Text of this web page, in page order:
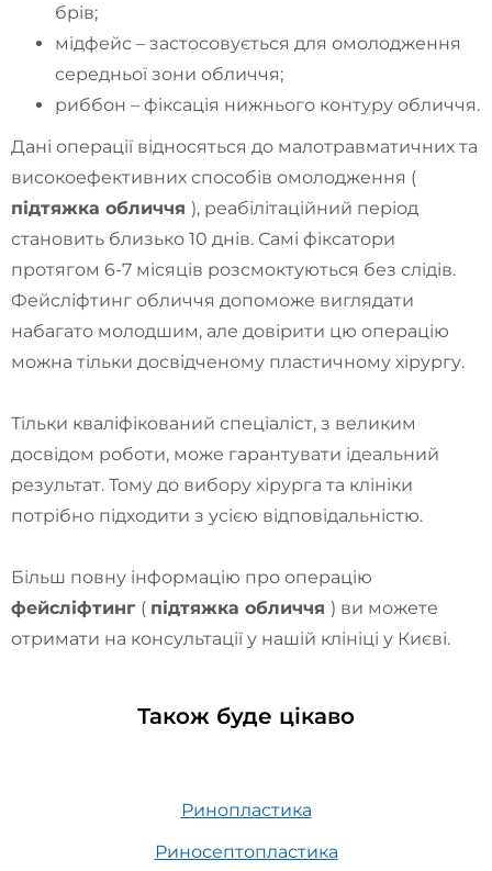
брів;
мідфейс – застосовується для омолодження
середньої зони обличчя;
риббон – фіксація нижнього контуру обличчя.
Дані операції відносяться до малотравматичних та
високоефективних способів омолодження (
підтяжка обличчя ), реабілітаційний період
становить близько 10 днів. Самі фіксатори
протягом 6-7 місяців розсмоктуються без слідів.
Фейсліфтинг обличчя допоможе виглядати
набагато молодшим, але довірити цю операцію
можна тільки досвідченому пластичному хірургу.
Тільки кваліфікований спеціаліст, з великим
досвідом роботи, може гарантувати ідеальний
результат. Тому до вибору хірурга та клініки
потрібно підходити з усією відповідальністю.
Більш повну інформацію про операцію
фейсліфтинг ( підтяжка обличчя ) ви можете
отримати на консультації у нашій клініці у Києві.
Також буде цікаво
Ринопластика
Риносептопластика